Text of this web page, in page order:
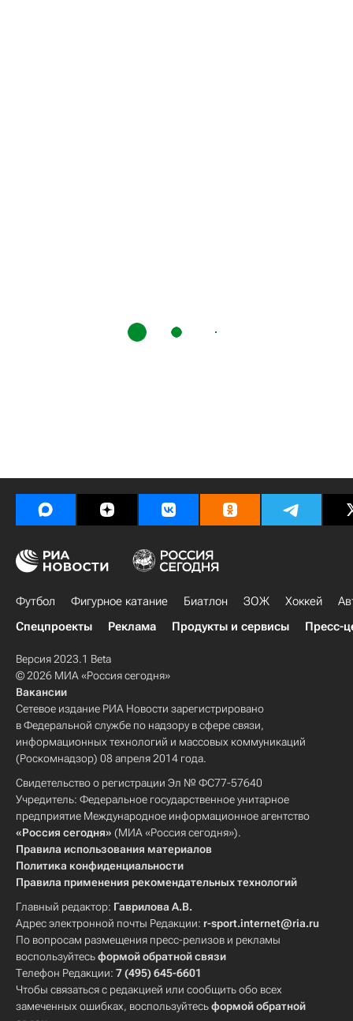
Футбол Фигурное катание Биатлон ЗОЖ Хоккей
Спецпроекты
Реклама Продукты и сервисы Пресс-
Версия 2023.1 Beta
© 2026 МИА «Россия сегодня»
Вакансии
Сетевое издание РИА Новости зарегистрировано
в Федеральной службе по надзору в сфере связи,
информационных технологий и массовых коммуникаций
(Роскомнадзор) 08 апреля 2014 года.
Свидетельство о регистрации Эл № ФС77-57640
Учредитель: Федеральное государственное унитарное
предприятие Международное информационное агентство
«Россия сегодня» (МИА «Россия сегодня»).
Правила использования материалов
Политика конфиденциальности
Правила применения рекомендательных технологий
Главный редактор: Гаврилова А.В.
Адрес электронной почты Редакции: r-sport.internet@ria.ru
По вопросам размещения пресс-релизов и рекламы
воспользуйтесьформой обратной связи
Телефон Редакции: 7 (495) 645-6601
Чтобы связаться с редакцией или сообщить обо всех
замеченных ошибках, воспользуйтесьформой обратной